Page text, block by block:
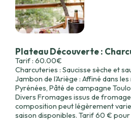
Plateau Découverte :
Tarif : 60.00€
Charcuteries : Saucisse sèche et
Jambon de l'Ariège : Affiné dans
Pyrénées, Pâté de campagne
Divers Fromages issus de
composition peut légèrement
saison disponibles. Tarif 60 €